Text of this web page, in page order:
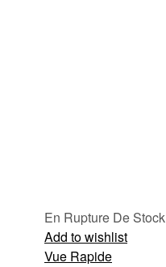
En Rupture De Stock
Add to wishlist
Vue Rapide